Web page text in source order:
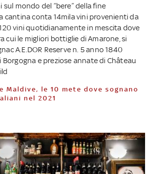
mondo del “bere” della fine
cantina conta 14mila vini provenienti da
vini quotidianamente in mescita dove
cui le migliori bottiglie di Amarone, si
A.E.DOR Reserve n. 5 anno 1840
Borgogna e preziose annate di Château
nel 2021